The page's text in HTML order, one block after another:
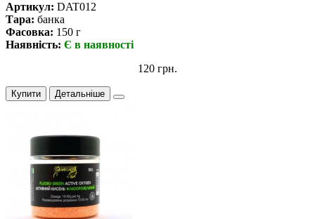
Артикул: DAT012
Тара: банка
Фасовка: 150 г
Наявність: Є в наявності
120 грн.
Купити Детальніше